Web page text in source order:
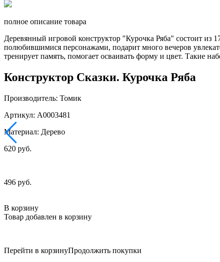
полное описание товара
Деревянный игровой конструктор "Курочка Ряба" состоит из
полюбившимися персонажами, подарит много вечеров
тренирует память, помогает осваивать форму и цвет. Такие
Конструктор Сказки. Курочка Ряба
Производитель: Томик
Артикул: А0003481
Материал: Дерево
620 руб.
496 руб.
В корзину
Товар добавлен в корзину
Перейти в корзинуПродолжить покупки